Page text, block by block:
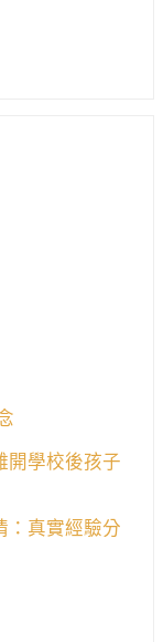
開學校後孩子
：真實經驗分